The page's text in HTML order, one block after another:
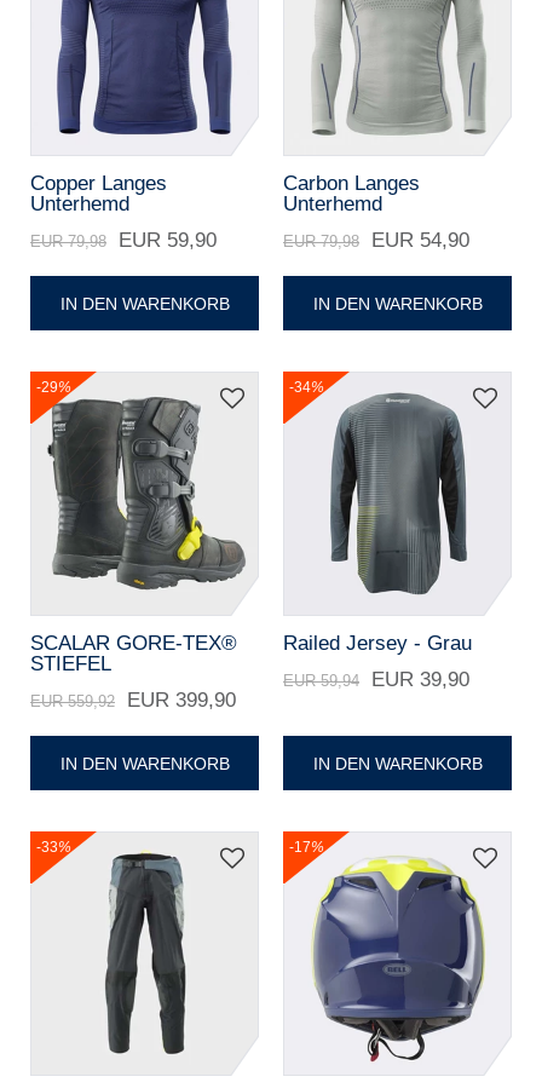
Copper Langes
Unterhemd
EUR 79,98 EUR 59,90
IN DEN WARENKORB
Carbon Langes
Unterhemd
EUR 79,98 EUR 54,90
IN DEN WARENKORB
-29%
SCALAR GORE-TEX®
STIEFEL
EUR 559,92 EUR 399,90
IN DEN WARENKORB
-34%
Railed Jersey - Grau
EUR 59,94 EUR 39,90
IN DEN WARENKORB
-33% -17%